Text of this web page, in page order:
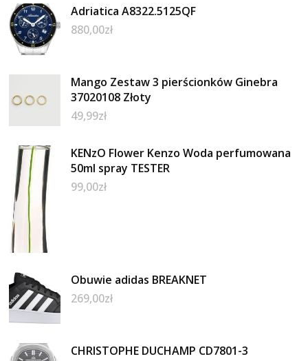
Adriatica A8322.5125QF
880,00zł
Mango Zestaw 3 pierścionków Ginebra
37020108 Złoty
49,99zł
KENzO Flower Kenzo Woda perfumowana
50ml spray TESTER
99,00zł
Obuwie adidas BREAKNET
269,00zł
CHRISTOPHE DUCHAMP CD7801-3